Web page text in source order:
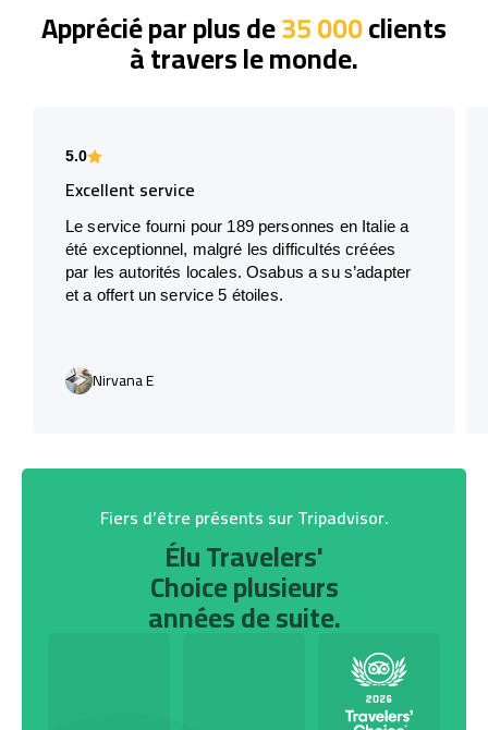
Apprécié par plus de35 000clients
à travers le monde.
5.0
Excellent service
Le service fourni pour 189 personnes en Italie a
été exceptionnel, malgré les difficultés créées
par les autorités locales. Osabus a su s’adapter
et a offert un service 5 étoiles.
Nirvana E
Fiers d’être présents sur Tripadvisor.
Élu Travelers'
Choice plusieurs
années de suite.